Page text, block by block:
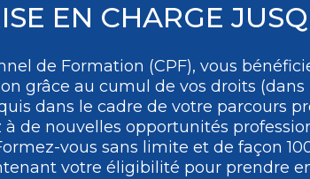
EN CHARGE
de Formation (CPF), vous
grâce au cumul de vos droits
dans le cadre de votre parcours
de nouvelles opportunités
vous sans limite et de façon
votre éligibilité pour prendre